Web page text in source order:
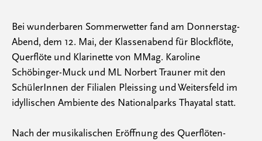
Bei wunderbaren Sommerwetter fand am Donnerstag-
Abend, dem 12. Mai, der Klassenabend für Blockflöte,
Querflöte und Klarinette von MMag. Karoline
Schöbinger-Muck und ML Norbert Trauner mit den
SchülerInnen der Filialen Pleissing und Weitersfeld im
idyllischen Ambiente des Nationalparks Thayatal statt.
Nach der musikalischen Eröffnung des Querflöten-